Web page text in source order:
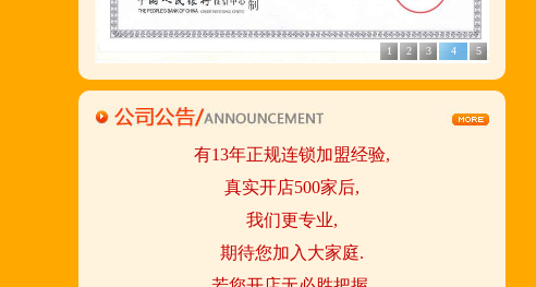
1 2 3 4 5
金顶鲜餐饮全国连锁500家,
有13年正规连锁加盟经验,
真实开店500家后,
我们更专业,
期待您加入大家庭.
若您开店无必胜把握,